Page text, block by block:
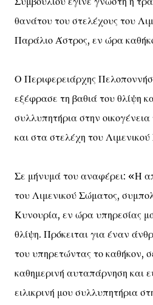
θανάτου του στελέχους του
Παράλιο Άστρος, εν ώρα
Ο Περιφερειάρχης
εξέφρασε τη βαθιά του θλίψη
συλλυπητήρια στην
και στα στελέχη του
Σε μήνυμά του αναφέρει: «Η
του Λιμενικού Σώματος,
Κυνουρία, εν ώρα υπηρεσίας
θλίψη. Πρόκειται για έναν
του υπηρετώντας το καθήκον,
καθημερινή αυταπάρνηση και
ειλικρινή μου συλλυπητήρια